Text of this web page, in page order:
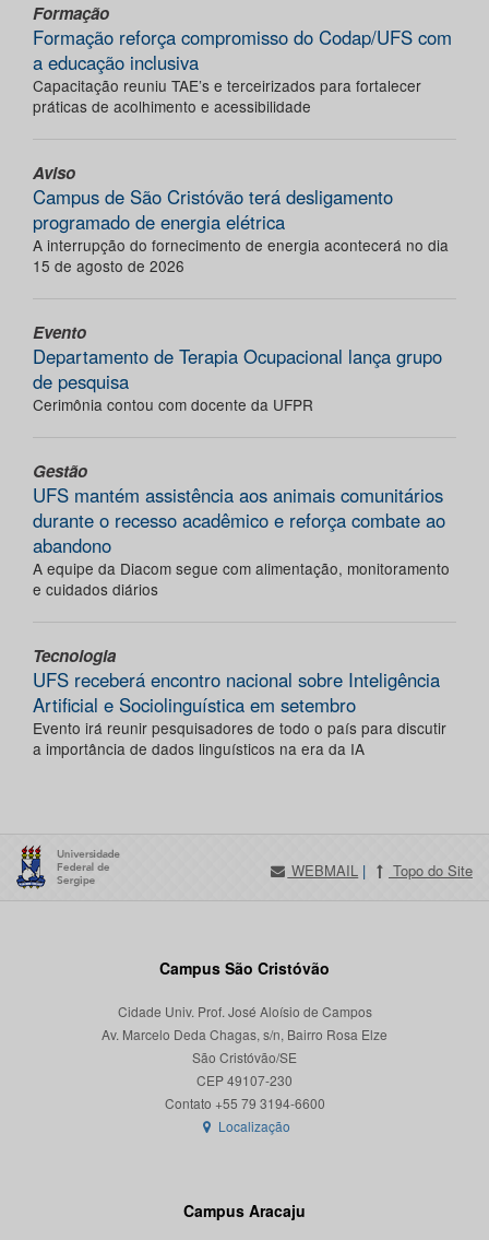
Formação
Formação reforça compromisso do Codap/UFS com
a educação inclusiva
Capacitação reuniu TAE’s e terceirizados para fortalecer
práticas de acolhimento e acessibilidade
Aviso
Campus de São Cristóvão terá desligamento
programado de energia elétrica
A interrupção do fornecimento de energia acontecerá no dia
15 de agosto de 2026
Evento
Departamento de Terapia Ocupacional lança grupo
de pesquisa
Cerimônia contou com docente da UFPR
Gestão
UFS mantém assistência aos animais comunitários
durante o recesso acadêmico e reforça combate ao
abandono
A equipe da Diacom segue com alimentação, monitoramento
e cuidados diários
Tecnologia
UFS receberá encontro nacional sobre Inteligência
Artificial e Sociolinguística em setembro
Evento irá reunir pesquisadores de todo o país para discutir
a importância de dados linguísticos na era da IA
WEBMAIL | Topo do Site
Campus São Cristóvão
Cidade Univ. Prof. José Aloísio de Campos
Av. Marcelo Deda Chagas, s/n, Bairro Rosa Elze
São Cristóvão/SE
CEP 49107-230
Localização
Campus Aracaju